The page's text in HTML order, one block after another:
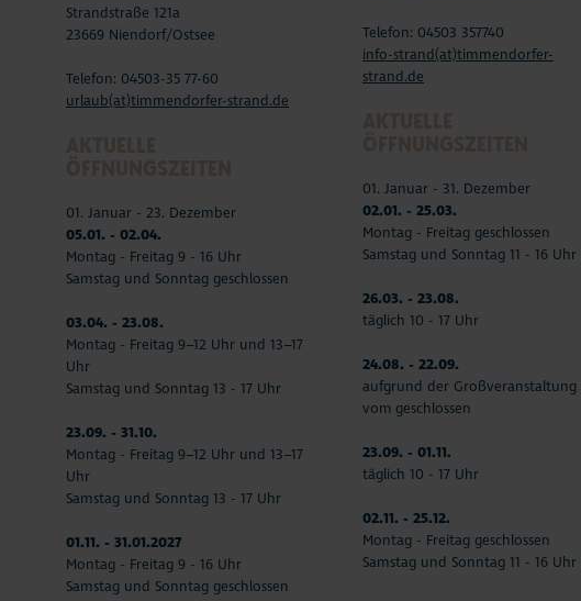
Strandstraße 121a
23669 Niendorf/Ostsee
Telefon: 04503-35 77-60
urlaub(at)timmendorfer-strand.de
01. Januar - 23. Dezember
05.01. - 02.04.
Montag - Freitag 9 - 16 Uhr
Samstag und Sonntag geschlossen
03.04. - 23.08.
Montag - Freitag 9–12 Uhr und 13–17
Uhr
Samstag und Sonntag 13 - 17 Uhr
23.09. - 31.10.
Montag - Freitag 9–12 Uhr und 13–17
Uhr
Samstag und Sonntag 13 - 17 Uhr
01.11. - 31.01.2027
Montag - Freitag 9 - 16 Uhr
Samstag und Sonntag geschlossen
Telefon: 04503 357740
info-strand(at)timmendorfer-
strand.de
01. Januar - 31. Dezember
02.01. - 25.03.
Montag - Freitag geschlossen
Samstag und Sonntag 11 - 16 Uhr
26.03. - 23.08.
täglich 10 - 17 Uhr
24.08. - 22.09.
aufgrund der Großveranstaltung
vom geschlossen
23.09. - 01.11.
täglich 10 - 17 Uhr
02.11. - 25.12.
Montag - Freitag geschlossen
Samstag und Sonntag 11 - 16 Uhr